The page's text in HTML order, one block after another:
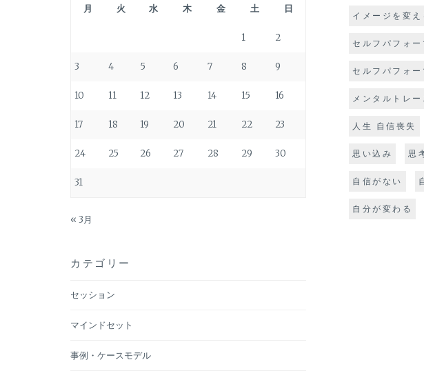
ョ
ン
月 火 水 木 金 土 日
1 2
3 4 5 6 7 8 9
10 11 12 13 14 15 16
17 18 19 20 21 22 23
24 25 26 27 28 29 30
31
« 3月
カテゴリー
セッション
マインドセット
事例・ケースモデル
イメージを変え
セルフパフォー
セルフパフォ
メンタルトレ
人生 自信喪失
思い込み 思
自信がない
自分が変わる